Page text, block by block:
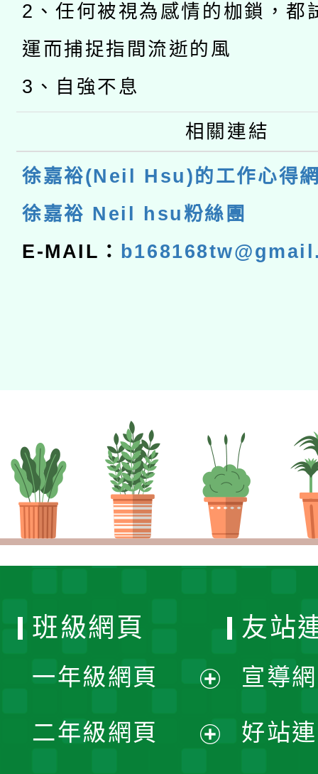
2、任何被視為感情的枷鎖，都
運而捕捉指間流逝的風
3、自強不息
相關連結
徐嘉裕(Neil Hsu)的工作心得
徐嘉裕 Neil hsu粉絲團
E-MAIL：
班級網頁
一年級網頁
開
二年級網頁
友站
宣導
好站